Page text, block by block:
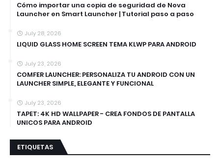
Cómo importar una copia de seguridad de Nova
Launcher en Smart Launcher | Tutorial paso a paso
July 28, 2026
LIQUID GLASS HOME SCREEN TEMA KLWP PARA ANDROID
July 23, 2026
COMFER LAUNCHER: PERSONALIZA TU ANDROID CON UN
LAUNCHER SIMPLE, ELEGANTE Y FUNCIONAL
July 23, 2026
TAPET: 4K HD WALLPAPER - CREA FONDOS DE PANTALLA
UNICOS PARA ANDROID
ETIQUETAS